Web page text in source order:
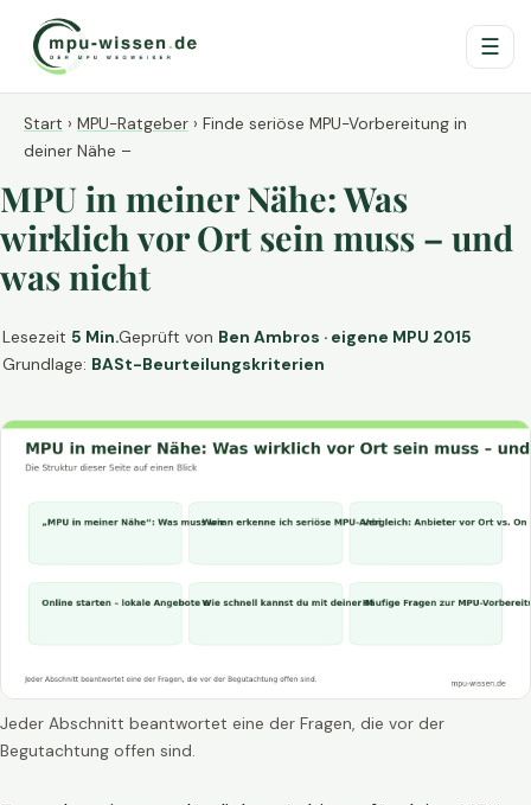
☰
Start › MPU-Ratgeber › Finde seriöse MPU-Vorbereitung in
deiner Nähe –
MPU in meiner Nähe: Was
wirklich vor Ort sein muss – und
was nicht
Lesezeit 5 Min.Geprüft von Ben Ambros · eigene MPU 2015
Grundlage: BASt-Beurteilungskriterien
Jeder Abschnitt beantwortet eine der Fragen, die vor der
Begutachtung offen sind.